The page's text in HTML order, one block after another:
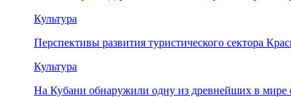
Культура
Перспективы развития туристического сектора
Культура
На Кубани обнаружили одну из древнейших в мире